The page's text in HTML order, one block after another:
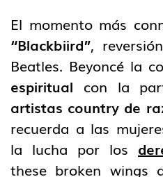
El momento más
“Blackbiird”,
Beatles. Beyoncé la
espiritual con la
artistas country de
recuerda a las
la lucha por los
these broken